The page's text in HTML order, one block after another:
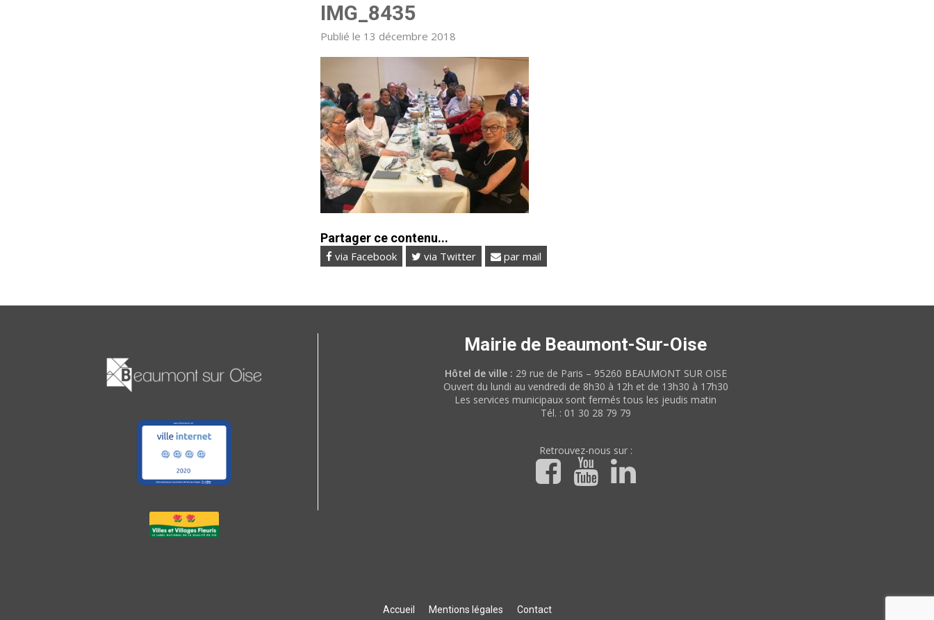
IMG_8435
Publié le 13 décembre 2018
Partager ce contenu...
via Facebook via Twitter par mail
Mairie de Beaumont-Sur-Oise
Hôtel de ville : 29 rue de Paris – 95260 BEAUMONT SUR OISE
Ouvert du lundi au vendredi de 8h30 à 12h et de 13h30 à 17h30
Les services municipaux sont fermés tous les jeudis matin
Tél. : 01 30 28 79 79
Retrouvez-nous sur :
Accueil Mentions légales Contact